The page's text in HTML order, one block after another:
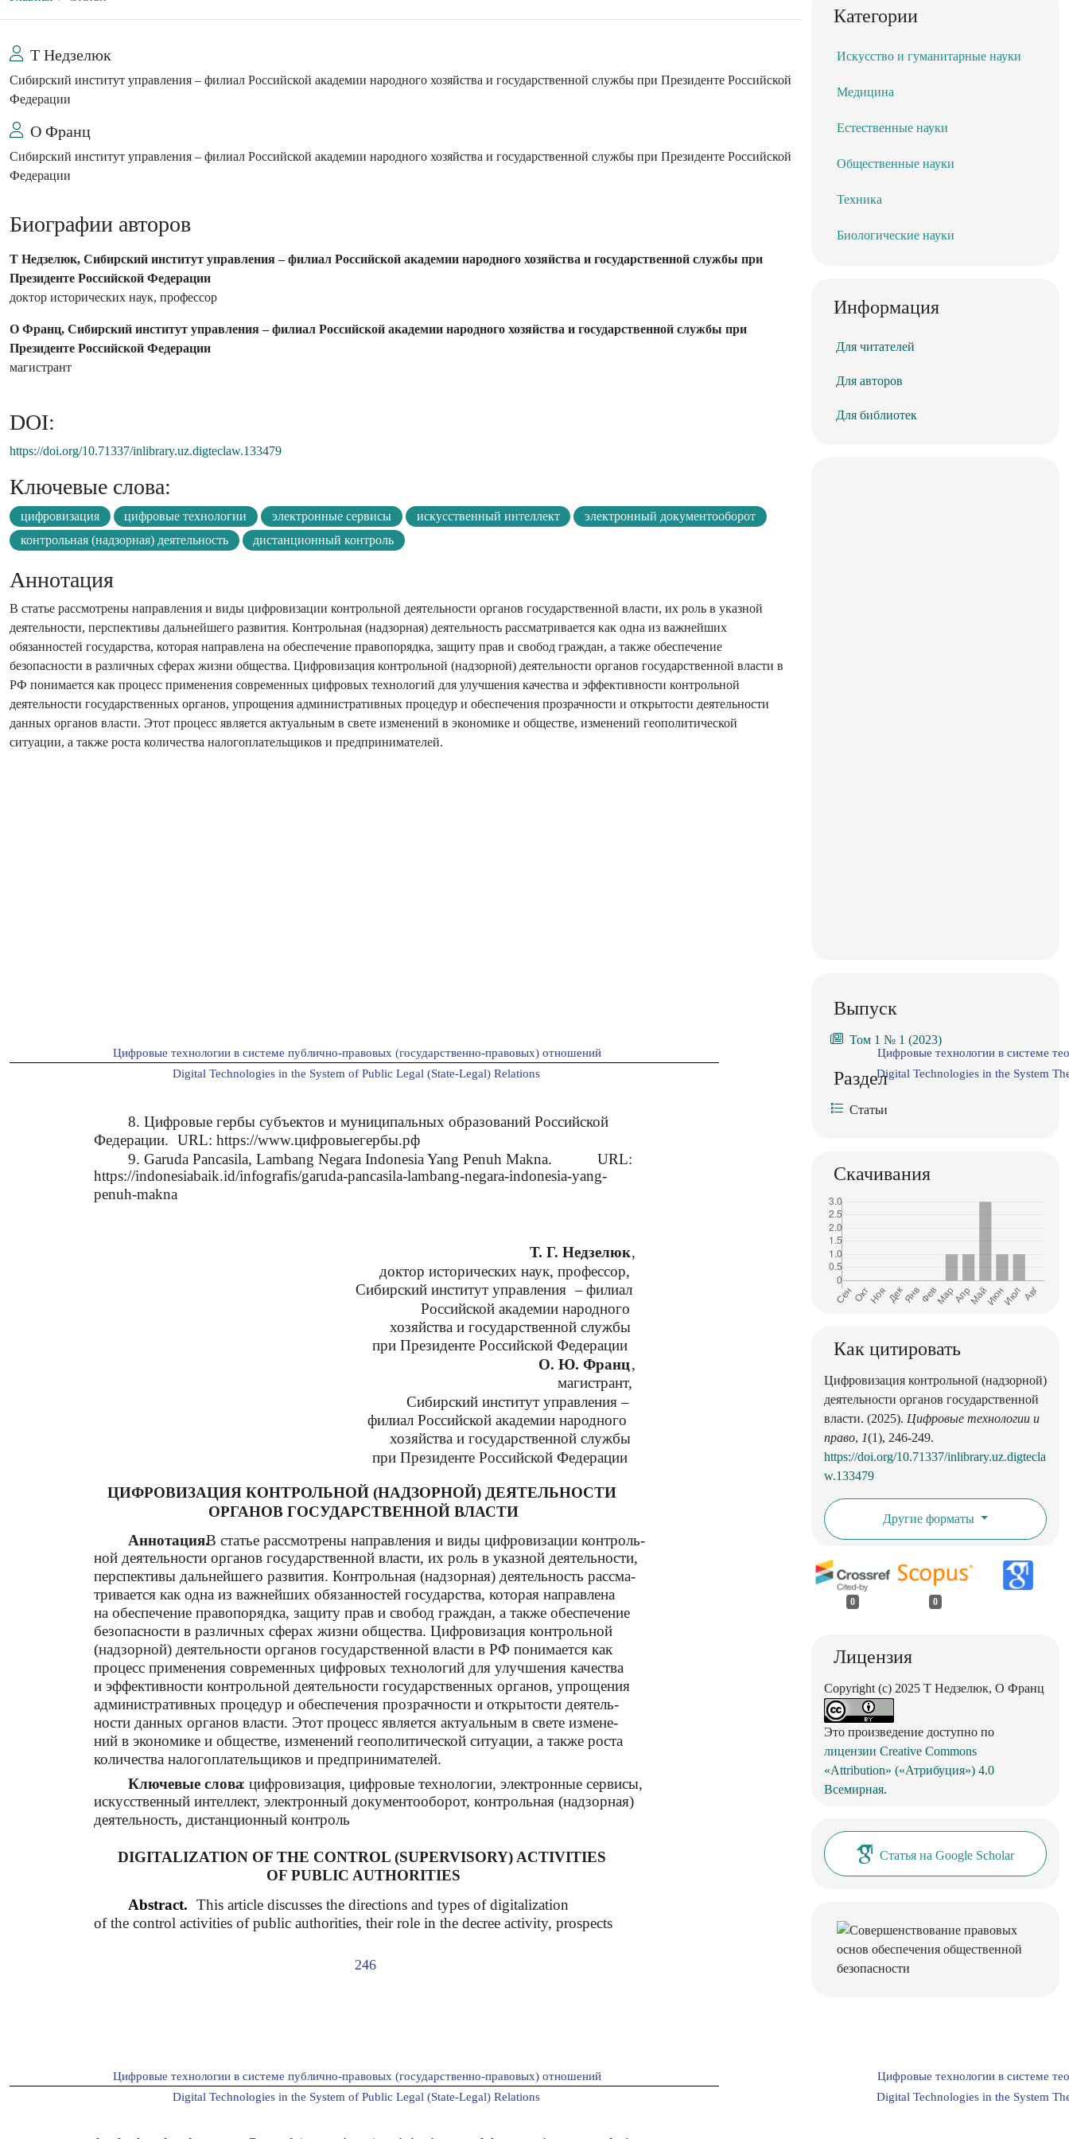
Т Недзелюк
Сибирский институт управления – филиал Российской академии народного хозяйства и государственной службы при Президенте Российской
Федерации
О Франц
Сибирский институт управления – филиал Российской академии народного хозяйства и государственной службы при Президенте Российской
Федерации
Биографии авторов
Т Недзелюк, Сибирский институт управления – филиал Российской академии народного хозяйства и государственной службы при
Президенте Российской Федерации
доктор исторических наук, профессор
О Франц, Сибирский институт управления – филиал Российской академии народного хозяйства и государственной службы при
Президенте Российской Федерации
магистрант
DOI:
https://doi.org/10.71337/inlibrary.uz.digteclaw.133479
Ключевые слова:
цифровизация цифровые технологии электронные сервисы искусственный интеллект
электронный документооборот
контрольная (надзорная) деятельность
дистанционный контроль
Аннотация
В статье рассмотрены направления и виды цифровизации контрольной деятельности органов государственной власти, их роль в указной
деятельности, перспективы дальнейшего развития. Контрольная (надзорная) деятельность рассматривается как одна из важнейших
обязанностей государства, которая направлена на обеспечение правопорядка, защиту прав и свобод граждан, а также обеспечение
безопасности в различных сферах жизни общества. Цифровизация контрольной (надзорной) деятельности органов государственной власти в
РФ понимается как процесс применения современных цифровых технологий для улучшения качества и эффективности контрольной
деятельности государственных органов, упрощения административных процедур и обеспечения прозрачности и открытости деятельности
данных органов власти. Этот процесс является актуальным в свете изменений в экономике и обществе, изменений геополитической
ситуации, а также роста количества налогоплательщиков и предпринимателей.
Цифровые технологии в системе публично-правовых (государственно-правовых) отношений
Digital Technologies in the System of Public Legal (State-Legal) Relations
Цифровые технологии в системе
Digital Technologies in the System
246
8. Цифровые гербы субъектов и муниципальных образований Российской
Федерации. URL: https://www.цифровыегербы.рф
9. Garuda Pancasila, Lambang Negara Indonesia Yang Penuh Makna.
URL:
https://indonesiabaik.id/infografis/garuda-pancasila-lambang-negara-indonesia-yang-
penuh-makna
Т. Г. Недзелюк,
доктор исторических наук, профессор,
Сибирский институт управления –филиал
Российской академии народного
хозяйства и государственной службы
при Президенте Российской Федерации
О. Ю. Франц,
магистрант,
Сибирский институт управления –
филиал Российской академии народного
хозяйства и государственной службы
при Президенте Российской Федерации
ЦИФРОВИЗАЦИЯ КОНТРОЛЬНОЙ (НАДЗОРНОЙ) ДЕЯТЕЛЬНОСТИ
ОРГАНОВ ГОСУДАРСТВЕННОЙ ВЛАСТИ
Аннотация.В статье рассмотрены направления и виды цифровизации контроль-
ной деятельности органов государственной власти, их роль в указной деятельности,
перспективы дальнейшего развития. Контрольная (надзорная) деятельность рассма-
тривается как одна из важнейших обязанностей государства, которая направлена
на обеспечение правопорядка, защиту прав и свобод граждан, а также обеспечение
безопасности в различных сферах жизни общества. Цифровизация контрольной
(надзорной) деятельности органов государственной власти в РФ понимается как
процесс применения современных цифровых технологий для улучшения качества
и эффективности контрольной деятельности государственных органов, упрощения
административных процедур и обеспечения прозрачности и открытости деятель-
ности данных органов власти. Этот процесс является актуальным в свете измене-
ний в экономике и обществе, изменений геополитической ситуации, а также роста
количества налогоплательщиков и предпринимателей.
Ключевые слова: цифровизация, цифровые технологии, электронные сервисы,
искусственный интеллект, электронный документооборот, контрольная (надзорная)
деятельность, дистанционный контроль
DIGITALIZATION OF THE CONTROL (SUPERVISORY) ACTIVITIES
OF PUBLIC AUTHORITIES
Abstract. This article discusses the directions and types of digitalization
of the control activities of public authorities, their role in the decree activity, prospects
Цифровые технологии в системе публично-правовых (государственно-правовых) отношений
Digital Technologies in the System of Public Legal (State-Legal) Relations
Цифровые технологии в системе
Digital Technologies in the System
Категории
Искусство и гуманитарные науки
Медицина
Естественные науки
Общественные науки
Техника
Биологические науки
Информация
Для читателей
Для авторов
Для библиотек
Выпуск
Том 1 № 1 (2023)
Раздел
Статьи
Скачивания
Как цитировать
Цифровизация контрольной (надзорной)
деятельности органов государственной
власти. (2025). Цифровые технологии и
право, 1(1), 246-249.
https://doi.org/10.71337/inlibrary.uz.digtecla
w.133479
Другие форматы
0 0
Лицензия
Copyright (c) 2025 Т Недзелюк, О Франц
Это произведение доступно по
лицензии Creative Commons
«Attribution» («Атрибуция») 4.0
Всемирная.
Статья на Google Scholar